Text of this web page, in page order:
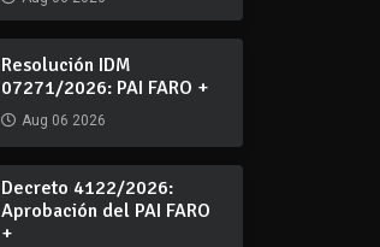
Resolución IDM
07271/2026: PAI FARO +
Aug 06 2026
Decreto 4122/2026:
Aprobación del PAI FARO
+